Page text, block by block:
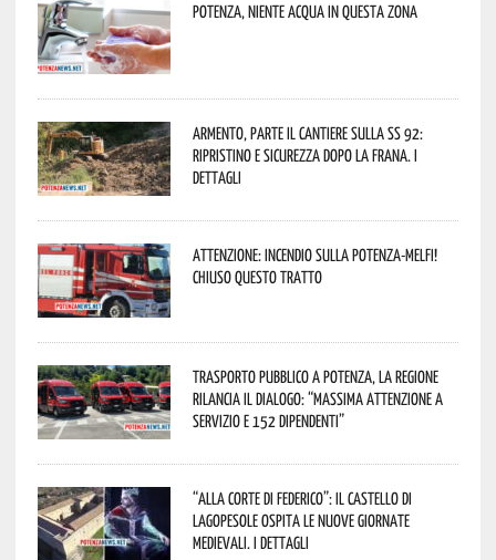
Potenza, niente acqua in questa zona
Armento, parte il cantiere sulla SS 92:
ripristino e sicurezza dopo la frana. I
dettagli
Attenzione: incendio sulla Potenza-Melfi!
Chiuso questo tratto
Trasporto pubblico a Potenza, la Regione
rilancia il dialogo: “Massima attenzione a
servizio e 152 dipendenti”
“Alla corte di Federico”: il Castello di
Lagopesole ospita le nuove Giornate
Medievali. I dettagli